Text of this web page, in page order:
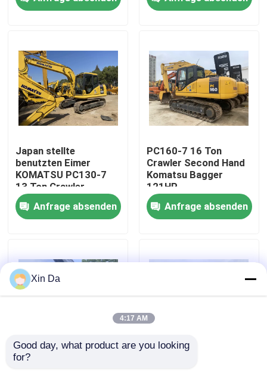
Produkte
Über uns
Fabrik-Ausflug
Qualitätskontrolle
Treten Sie mit uns in Verbindung
Fordern Sie ein Zitat
Company News
Japan stellte
benutzten Eimer
KOMATSU PC130-7
13 Ton Crawler
Excavator Thumb New
her Anfrage absenden
PC160-7 16 Ton
Crawler Second Hand
Komatsu Bagger
121HP
Anfrage absenden
Kettenbagger-With
Xin Da
4:17 AM
Good day, what product are you looking
for?